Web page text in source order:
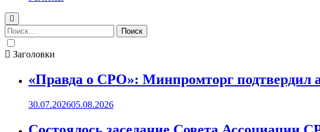
Найти:
Заголовки
«Правда о СРО»: Минпромторг подтвердил
30.07.202605.08.2026